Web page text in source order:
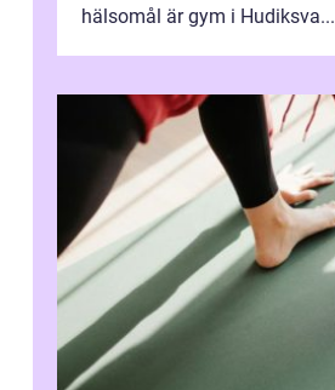
hälsomål är gym i Hudiksva...